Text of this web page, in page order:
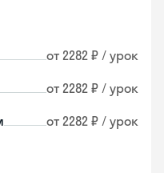
от 2282 ₽ / урок
от 2282 ₽ / урок
от 2282 ₽ / урок